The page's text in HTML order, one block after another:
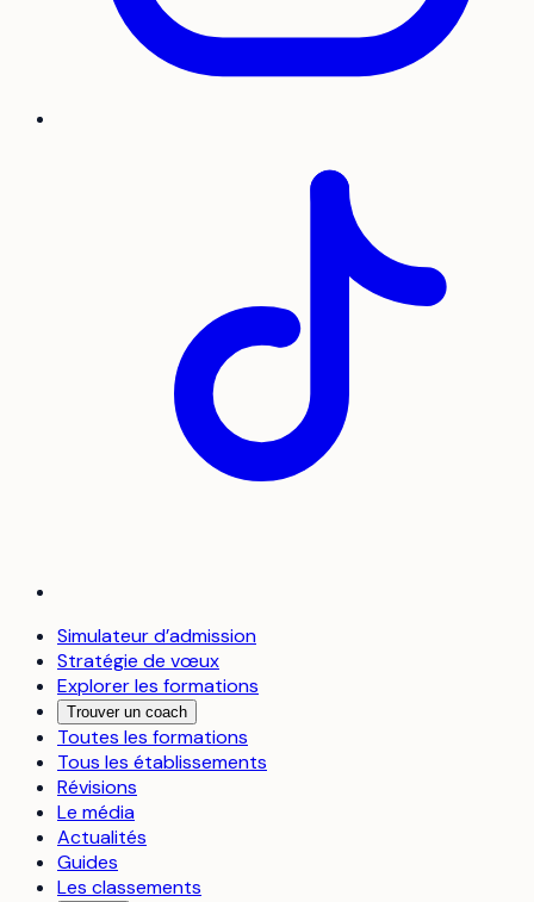
Simulateur d’admission
Stratégie de vœux
Explorer les formations
Trouver un coach
Toutes les formations
Tous les établissements
Révisions
Le média
Actualités
Guides
Les classements